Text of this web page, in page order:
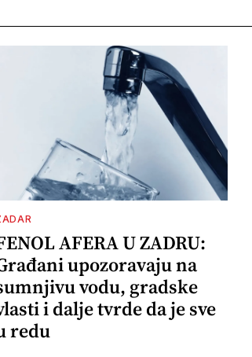
AFERA U ZADRU:
upozoravaju na
vodu, gradske
i dalje tvrde da je sve
redu